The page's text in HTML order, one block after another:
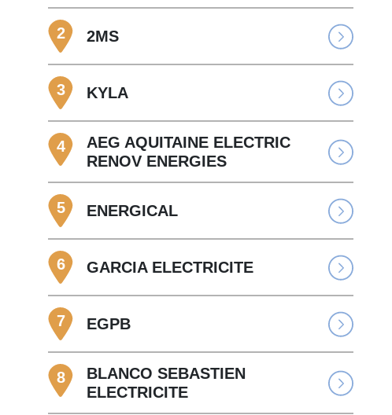
2 2MS
3 KYLA
4
AEG AQUITAINE ELECTRIC
RENOV ENERGIES
5 ENERGICAL
6 GARCIA ELECTRICITE
7 EGPB
8
BLANCO SEBASTIEN
ELECTRICITE